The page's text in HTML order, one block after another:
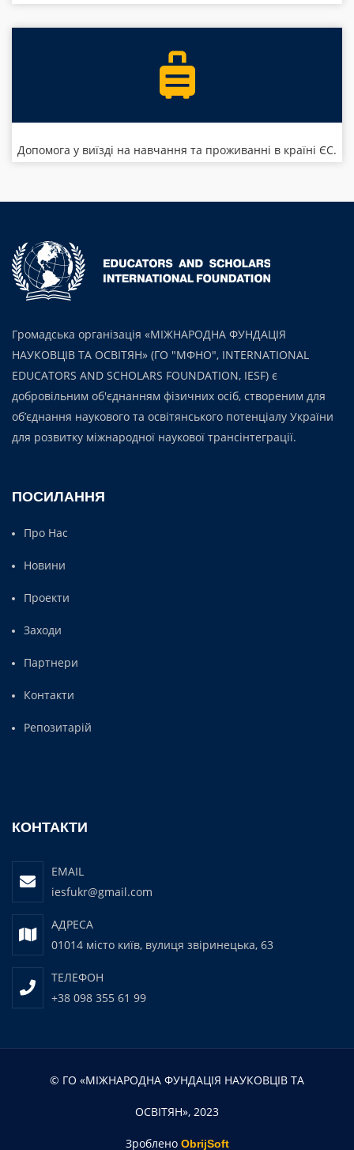
Допомога у виїзді на навчання та проживанні в країні ЄС.
Громадська організація «МІЖНАРОДНА ФУНДАЦІЯ
НАУКОВЦІВ ТА ОСВІТЯН» (ГО "МФНО", INTERNATIONAL
EDUCATORS AND SCHOLARS FOUNDATION, IESF) є
добровільним об'єднанням фізичних осіб, створеним для
об’єднання наукового та освітянського потенціалу України
для розвитку міжнародної наукової трансінтеграції.
ПОСИЛАННЯ
Про Нас
Новини
Проекти
Заходи
Партнери
Контакти
Репозитарій
КОНТАКТИ
EMAIL
iesfukr@gmail.com
АДРЕСА
01014 місто київ, вулиця звіринецька, 63
ТЕЛЕФОН
+38 098 355 61 99
© ГО «МІЖНАРОДНА ФУНДАЦІЯ НАУКОВЦІВ ТА
ОСВІТЯН», 2023
Зроблено ObrijSoft